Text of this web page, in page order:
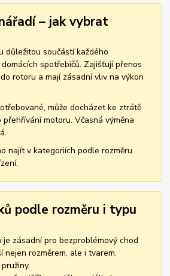
– jak vybrat
důležitou součástí každého
spotřebičů. Zajišťují přenos
rotoru a mají zásadní vliv na výkon
může docházet ke ztrátě
motoru. Včasná výměna
najít v kategoriích podle rozměru
podle rozměru i typu
zásadní pro bezproblémový chod
nejen rozměrem, ale i tvarem,